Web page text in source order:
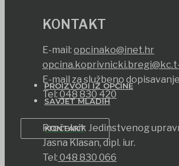
PROIZVODI IZ OPĆINE
SAVJET MLADIH
KONTAKT
KONTAKT
E-mail: opcinako@inet.hr
E-mail za službeno
Tel: 048 830 420
Pročelnik Jedinstvenog
Jasna Klasan, dipl. iur.
Tel: 048 830 066